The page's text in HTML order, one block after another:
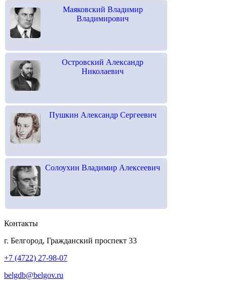
Маяковский Владимир
Владимирович
Островский Александр
Николаевич
Пушкин Александр Сергеевич
Солоухин Владимир Алексеевич
Контакты
г. Белгород, Гражданский проспект 33
+7 (4722) 27-98-07
belgdb@belgov.ru